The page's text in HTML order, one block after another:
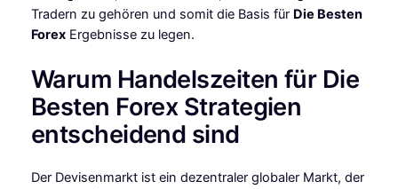
Tradern zu gehören und somit die Basis für Die Besten
ForexErgebnisse zu legen.
Warum Handelszeiten für Die
Besten Forex Strategien
entscheidend sind
Der Devisenmarkt ist ein dezentraler globaler Markt, der